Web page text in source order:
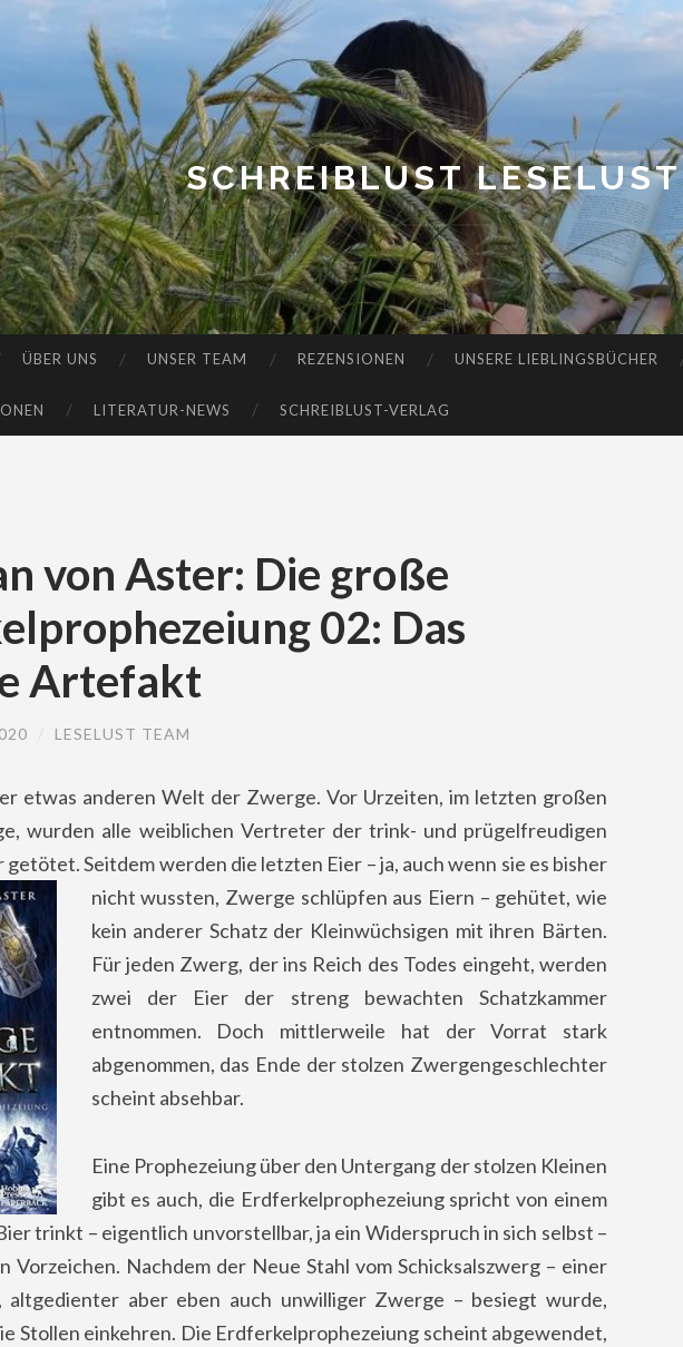
SCHREIBLUST LESELUST
ÜBER UNS UNSER TEAM REZENSIONEN UNSERE LIEBLINGSBÜCHER
LITERATUR-NEWS SCHREIBLUST-VERLAG
von Aster: Die große
02: Das
Artefakt
LESELUST TEAM
etwas anderen Welt der Zwerge. Vor Urzeiten, im letzten großen
wurden alle weiblichen Vertreter der trink- und prügelfreudigen
Seitdem werden die letzten Eier – ja, auch wenn sie es bisher
nicht wussten, Zwerge schlüpfen aus Eiern – gehütet, wie
kein anderer Schatz der Kleinwüchsigen mit ihren Bärten.
Für jeden Zwerg, der ins Reich des Todes eingeht, werden
zwei der Eier der streng bewachten Schatzkammer
entnommen. Doch mittlerweile hat der Vorrat stark
abgenommen, das Ende der stolzen Zwergengeschlechter
scheint absehbar.
Eine Prophezeiung über den Untergang der stolzen Kleinen
gibt es auch, die Erdferkelprophezeiung spricht von einem
trinkt – eigentlich unvorstellbar, ja ein Widerspruch in sich selbst –
Vorzeichen. Nachdem der Neue Stahl vom Schicksalszwerg – einer
altgedienter aber eben auch unwilliger Zwerge – besiegt wurde,
Stollen einkehren. Die Erdferkelprophezeiung scheint abgewendet,